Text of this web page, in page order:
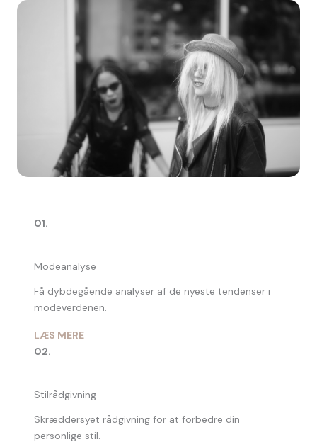
01.
Modeanalyse
Få dybdegående analyser af de nyeste tendenser i
modeverdenen.
LÆS MERE
02.
Stilrådgivning
Skræddersyet rådgivning for at forbedre din
personlige stil.